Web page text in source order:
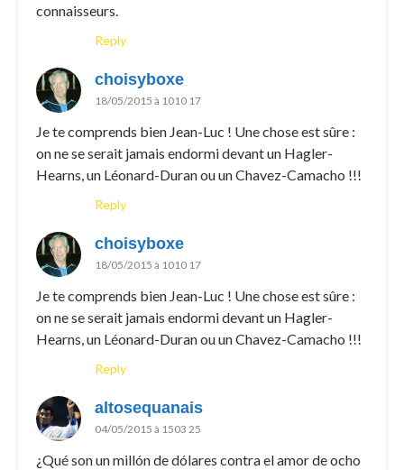
connaisseurs.
Reply
choisyboxe
18/05/2015 à 1010 17
Je te comprends bien Jean-Luc ! Une chose est sûre :
on ne se serait jamais endormi devant un Hagler-
Hearns, un Léonard-Duran ou un Chavez-Camacho !!!
Reply
choisyboxe
18/05/2015 à 1010 17
Je te comprends bien Jean-Luc ! Une chose est sûre :
on ne se serait jamais endormi devant un Hagler-
Hearns, un Léonard-Duran ou un Chavez-Camacho !!!
Reply
altosequanais
04/05/2015 à 1503 25
¿Qué son un millón de dólares contra el amor de ocho